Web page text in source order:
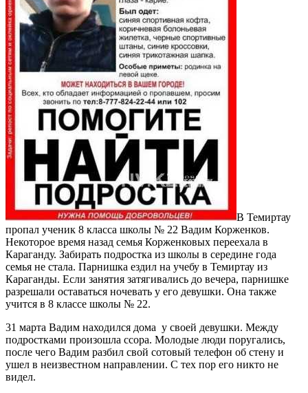
В Темиртау
пропал ученик 8 класса школы № 22 Вадим Корженков.
Некоторое время назад семья Корженковых переехала в
Караганду. Забирать подростка из школы в середине года
семья не стала. Парнишка ездил на учебу в Темиртау из
Караганды. Если занятия затягивались до вечера, парнишке
разрешали оставаться ночевать у его девушки. Она также
учится в 8 классе школы № 22.
31 марта Вадим находился дома у своей девушки. Между
подростками произошла ссора. Молодые люди поругались,
после чего Вадим разбил свой сотовый телефон об стену и
ушел в неизвестном направлении. С тех пор его никто не
видел.